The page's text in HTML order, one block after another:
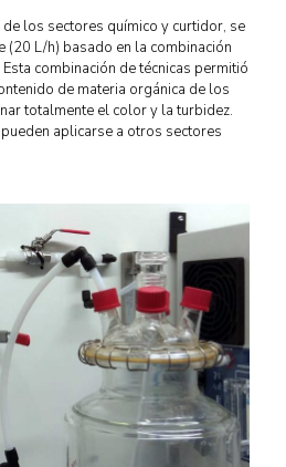
los sectores químico y curtidor, se
L/h) basado en la combinación
Esta combinación de técnicas permitió
de materia orgánica de los
totalmente el color y la turbidez.
aplicarse a otros sectores